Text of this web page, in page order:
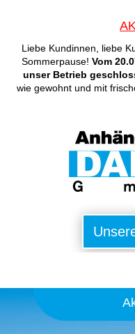
Liebe Kundinnen, liebe
Sommerpause! Vom
unser Betrieb
wie gewohnt und mit